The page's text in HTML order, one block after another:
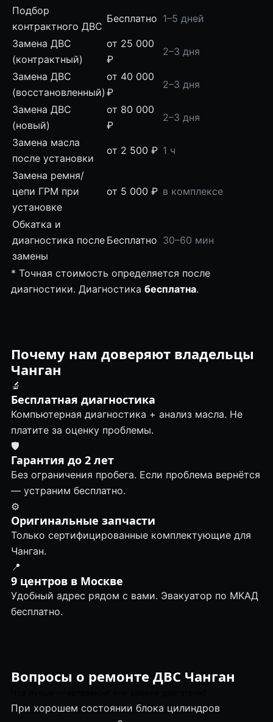
Подбор
контрактного ДВС
Бесплатно 1–5 дней
Замена ДВС
(контрактный)
от 25 000
₽
2–3 дня
Замена ДВС
(восстановленный)
от 40 000
₽
2–3 дня
Замена ДВС
(новый)
от 80 000
₽
2–3 дня
Замена масла
после установки
от 2 500 ₽ 1 ч
Замена ремня/
цепи ГРМ при
установке
от 5 000 ₽ в комплексе
Обкатка и
диагностика после
замены
Бесплатно 30–60 мин
* Точная стоимость определяется после
диагностики. Диагностика бесплатна.
Почему нам доверяют владельцы
Чанган
🔬
Бесплатная диагностика
Компьютерная диагностика + анализ масла. Не
платите за оценку проблемы.
🛡
Гарантия до 2 лет
Без ограничения пробега. Если проблема вернётся
— устраним бесплатно.
⚙️
Оригинальные запчасти
Только сертифицированные комплектующие для
Чанган.
📍
9 центров в Москве
Удобный адрес рядом с вами. Эвакуатор по МКАД
бесплатно.
Вопросы о ремонте ДВС Чанган
При хорошем состоянии блока цилиндров